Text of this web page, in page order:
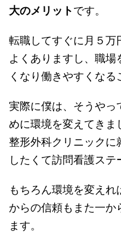
大のメリットです。
転職してすぐに月５万
よくありますし、職場
くなり働きやすくなる
実際に僕は、そうやっ
めに環境を変えてきま
整形外科クリニックに
したくて訪問看護ステ
もちろん環境を変えれ
からの信頼もまた一か
ます。